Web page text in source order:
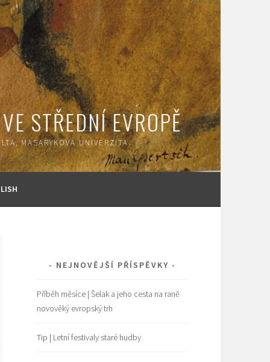
STŘEDNÍ EVROPĚ
MASARYKOVA UNIVERZITA
NEJNOVĚJŠÍ PŘÍSPĚVKY
Příběh měsíce | Šelak a jeho cesta na raně
novověký evropský trh
Tip | Letní festivaly staré hudby